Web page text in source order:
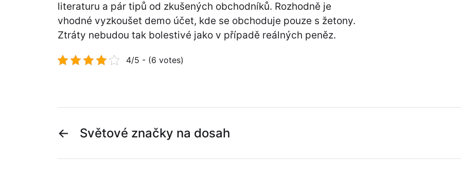
literaturu a pár tipů od zkušených obchodníků. Rozhodně je
vhodné vyzkoušet demo účet, kde se obchoduje pouze s žetony.
Ztráty nebudou tak bolestivé jako v případě reálných peněz.
4/5 - (6 votes)
← Světové značky na dosah